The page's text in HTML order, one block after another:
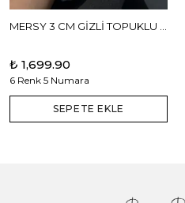
₺ 1,699.90
6 Renk 5 Numara
SEPETE EKLE